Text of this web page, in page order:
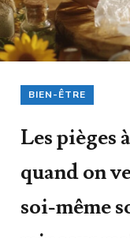
BIEN-ÊTRE
Les pièges
quand on
soi-même